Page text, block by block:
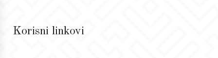
Korisni linkovi